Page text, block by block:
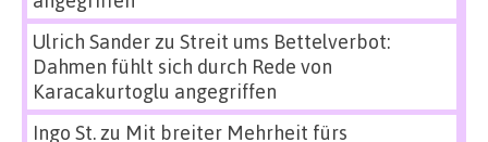
Ulrich Sanderzu Streit ums Bettelverbot:
Dahmen fühlt sich durch Rede von
Karacakurtoglu angegriffen
Ingo St.zu Mit breiter Mehrheit fürs